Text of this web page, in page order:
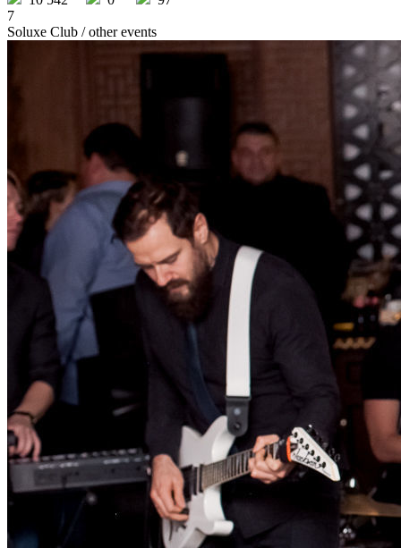
7
Soluxe Club / other events